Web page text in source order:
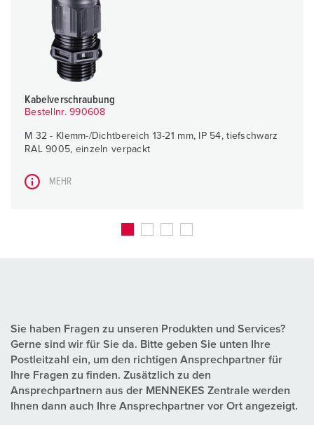
Kabelverschraubung
Bestellnr. 990608
M 32 - Klemm-/Dichtbereich 13-21 mm, IP 54, tiefschwarz
RAL 9005, einzeln verpackt
MEHR
Sie haben Fragen zu unseren Produkten und Services?
Gerne sind wir für Sie da. Bitte geben Sie unten Ihre
Postleitzahl ein, um den richtigen Ansprechpartner für
Ihre Fragen zu finden. Zusätzlich zu den
Ansprechpartnern aus der MENNEKES Zentrale werden
Ihnen dann auch Ihre Ansprechpartner vor Ort angezeigt.